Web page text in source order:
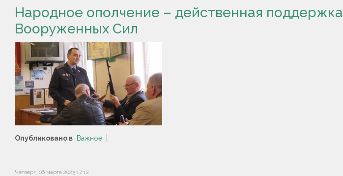
Народное ополчение – действенная поддержка
Вооруженных Сил
Опубликовано в Важное
Четверг, 06 марта 2025 17:12